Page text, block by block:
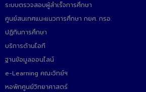
- การจัดการความรู้ (KM Scitech)
- โครงการบริหารจัดการพื้นที่ 10 ไร่ ด้านหลังโร
สวนดุสิต จังหวัดปราจีนบุรี
- โครงการส่งเสริมการปลูกกล้วยเล็บมือนางฯ
- ผลงาน/รางวัล
ระบบตรวจสอบผู้สำเร็จการศึกษา
ศูนย์สนเทศแนะแนวการศึกษา กยศ. กรอ.
ปฏิทินการศึกษา
บริการด้านไอที
ฐานข้อมูลออนไลน์
e-Learning คณะวิทย์ฯ
หอพักศูนย์วิทยาศาสตร์